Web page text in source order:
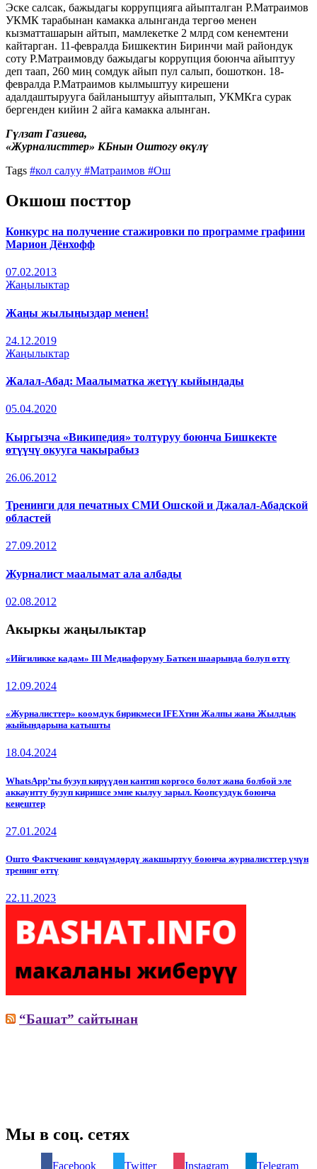
Эске салсак, бажыдагы коррупцияга айыпталган Р.Матраимов
УКМК тарабынан камакка алынганда тергөө менен
кызматташарын айтып, мамлекетке 2 млрд сом кенемтени
кайтарган. 11-февралда Бишкектин Биринчи май райондук
соту Р.Матраимовду бажыдагы коррупция боюнча айыптуу
деп таап, 260 миң сомдук айып пул салып, бошоткон. 18-
февралда Р.Матраимов кылмыштуу кирешени
адалдаштырууга байланыштуу айыпталып, УКМКга сурак
бергенден кийин 2 айга камакка алынган.
Гүлзат Газиева,
«Журналисттер» КБнын Оштогу өкүлү
Tags #кол салуу #Матраимов #Ош
Окшош посттор
Конкурс на получение стажировки по программе графини
Марион Дёнхофф
07.02.2013
Жаңылыктар
Жаңы жылыңыздар менен!
24.12.2019
Жаңылыктар
Жалал-Абад: Маалыматка жетүү кыйындады
05.04.2020
Кыргызча «Википедия» толтуруу боюнча Бишкекте
өтүүчү окууга чакырабыз
26.06.2012
Тренинги для печатных СМИ Ошской и Джалал-Абадской
областей
27.09.2012
Журналист маалымат ала албады
02.08.2012
Акыркы жаңылыктар
«Ийгиликке кадам» III Медиафоруму Баткен шаарында болуп өттү
12.09.2024
«Журналисттер» коомдук бирикмеси IFEXтин Жалпы жана Жылдык
жыйындарына катышты
18.04.2024
WhatsApp’ты бузуп кирүүдөн кантип коргосо болот жана болбой эле
аккаунтту бузуп киришсе эмне кылуу зарыл. Коопсуздук боюнча
кеңештер
27.01.2024
Ошто Фактчекинг көндүмдөрдү жакшыртуу боюнча журналисттер үчүн
тренинг өттү
22.11.2023
“Башат” сайтынан
Мы в соц. сетях
Facebook Twitter Instagram Telegram